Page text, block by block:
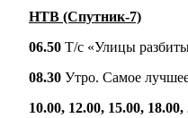
НТВ (Спутник-7)
06.50 Т/с «Улицы
08.30 Утро. Самое
10.00, 12.00, 15.00, 18.00,